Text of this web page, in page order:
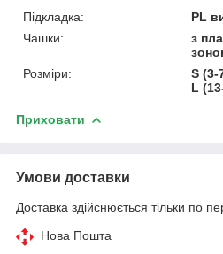
Підкладка:
PL
Чашки:
з
Розміри:
S (3-
L
Приховати
Умови доставки
Доставка здійснюється тільки по
Нова Пошта